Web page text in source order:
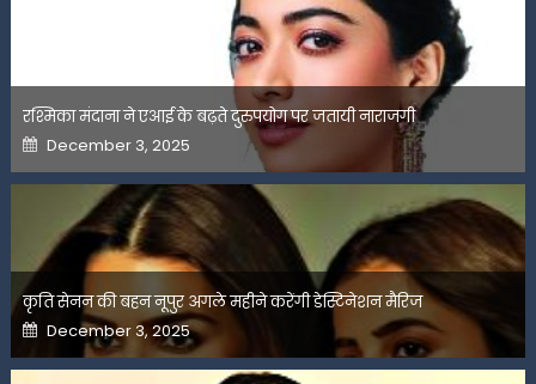
रश्मिका मंदाना ने एआई के बढ़ते दुरुपयोग पर जतायी नाराजगी
Posted
on
December 3, 2025
कृति सेनन की बहन नूपुर अगले महीने करेंगी डेस्टिनेशन मैरिज
Posted
on
December 3, 2025